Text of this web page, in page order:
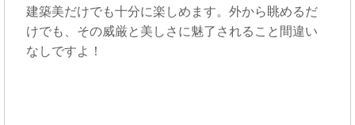
建築美だけでも十分に楽しめます。外から眺めるだ
けでも、その威厳と美しさに魅了されること間違い
なしですよ！